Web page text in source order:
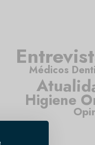
Médicos
Higiene